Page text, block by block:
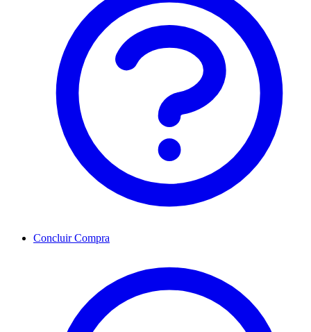
Concluir Compra